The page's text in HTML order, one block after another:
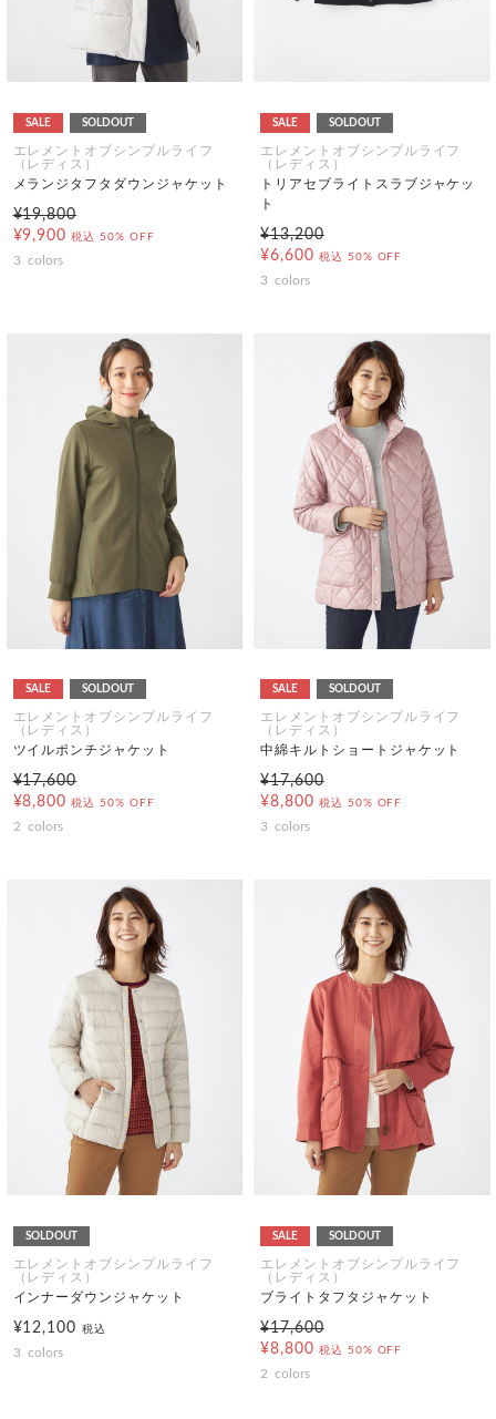
SALE SOLDOUT
エレメントオブシンプルライフ
（レディス）
メランジタフタダウンジャケット
¥19,800
¥9,900 税込 50% OFF
3 colors
SALE SOLDOUT
エレメントオブシンプルライフ
（レディス）
トリアセブライトスラブジャケッ
ト
¥13,200
¥6,600 税込 50% OFF
3 colors
SALE SOLDOUT
エレメントオブシンプルライフ
（レディス）
ツイルポンチジャケット
¥17,600
¥8,800 税込 50% OFF
2 colors
SALE SOLDOUT
エレメントオブシンプルライフ
（レディス）
中綿キルトショートジャケット
¥17,600
¥8,800 税込 50% OFF
3 colors
SOLDOUT
エレメントオブシンプルライフ
（レディス）
インナーダウンジャケット
¥12,100税込
3 colors
SALE SOLDOUT
エレメントオブシンプルライフ
（レディス）
ブライトタフタジャケット
¥17,600
¥8,800 税込 50% OFF
2 colors